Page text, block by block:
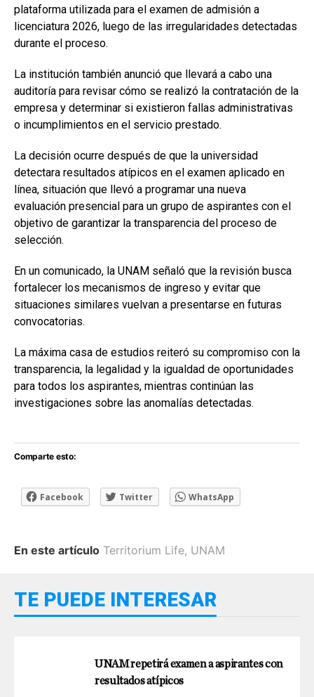
plataforma utilizada para el examen de admisión a
licenciatura 2026, luego de las irregularidades detectadas
durante el proceso.
La institución también anunció que llevará a cabo una
auditoría para revisar cómo se realizó la contratación de la
empresa y determinar si existieron fallas administrativas
o incumplimientos en el servicio prestado.
La decisión ocurre después de que la universidad
detectara resultados atípicos en el examen aplicado en
línea, situación que llevó a programar una nueva
evaluación presencial para un grupo de aspirantes con el
objetivo de garantizar la transparencia del proceso de
selección.
En un comunicado, la UNAM señaló que la revisión busca
fortalecer los mecanismos de ingreso y evitar que
situaciones similares vuelvan a presentarse en futuras
convocatorias.
La máxima casa de estudios reiteró su compromiso con la
transparencia, la legalidad y la igualdad de oportunidades
para todos los aspirantes, mientras continúan las
investigaciones sobre las anomalías detectadas.
Comparte esto:
Facebook Twitter WhatsApp
En este artículo Territorium Life, UNAM
TE PUEDE INTERESAR
UNAM repetirá examen a aspirantes con
resultados atípicos